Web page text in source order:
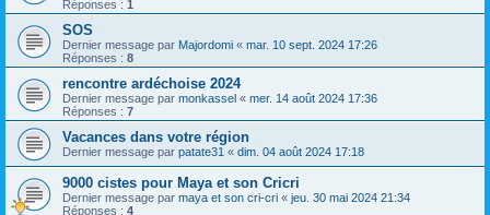
Réponses : 1
SOS
Dernier message par Majordomi « mar. 10 sept. 2024 17:26
Réponses : 8
rencontre ardéchoise 2024
Dernier message par monkassel « mer. 14 août 2024 17:36
Réponses : 7
Vacances dans votre région
Dernier message par patate31 « dim. 04 août 2024 17:18
9000 cistes pour Maya et son Cricri
Dernier message par maya et son cri-cri « jeu. 30 mai 2024 21:34
Réponses : 4